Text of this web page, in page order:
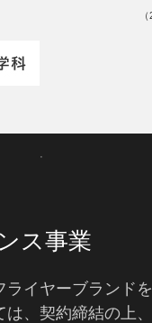
ス事業
ライヤーブランド
は、契約締結の上